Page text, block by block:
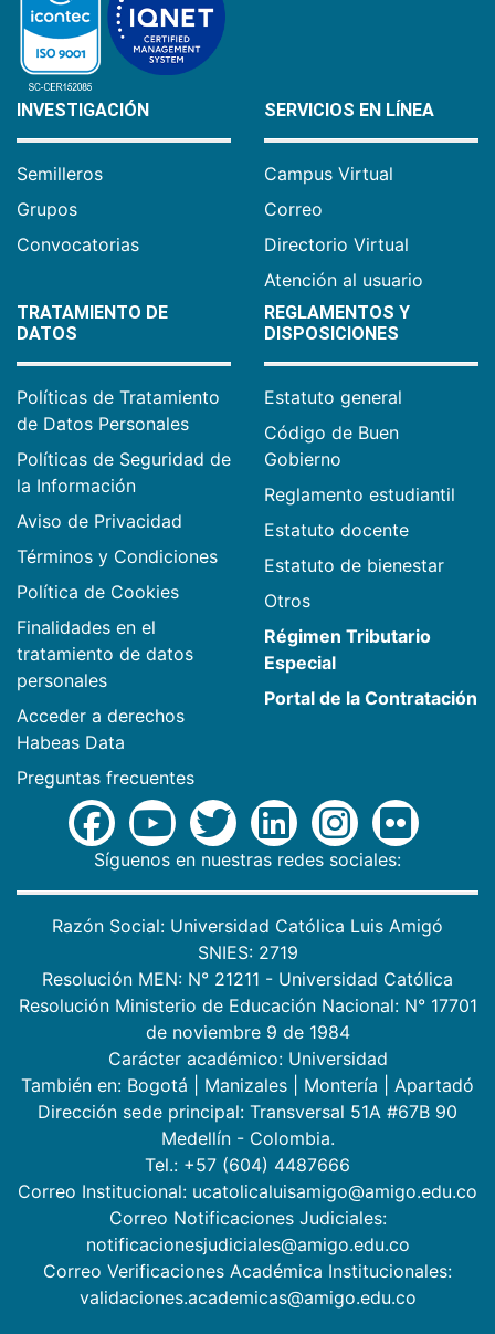
INVESTIGACIÓN
Semilleros
Grupos
Convocatorias
SERVICIOS EN LÍNEA
Campus Virtual
Correo
Directorio Virtual
Atención al usuario
TRATAMIENTO DE
DATOS
Políticas de Tratamiento
de Datos Personales
Políticas de Seguridad de
la Información
Aviso de Privacidad
Términos y Condiciones
Política de Cookies
Finalidades en el
tratamiento de datos
personales
Acceder a derechos
Habeas Data
Preguntas frecuentes
REGLAMENTOS Y
DISPOSICIONES
Estatuto general
Código de Buen
Gobierno
Reglamento estudiantil
Estatuto docente
Estatuto de bienestar
Otros
Régimen Tributario
Especial
Portal de la Contratación
Síguenos en nuestras redes sociales:
Razón Social: Universidad Católica Luis Amigó
SNIES: 2719
Resolución MEN: N° 21211 - Universidad Católica
Resolución Ministerio de Educación Nacional: N° 17701
de noviembre 9 de 1984
Carácter académico: Universidad
También en: Bogotá Manizales Montería
Apartadó
Dirección sede principal: Transversal 51A #67B 90
Medellín - Colombia.
Tel.: +57 (604) 4487666
Correo Institucional: ucatolicaluisamigo@amigo.edu.co
Correo Notificaciones Judiciales:
notificacionesjudiciales@amigo.edu.co
Correo Verificaciones Académica Institucionales:
validaciones.academicas@amigo.edu.co